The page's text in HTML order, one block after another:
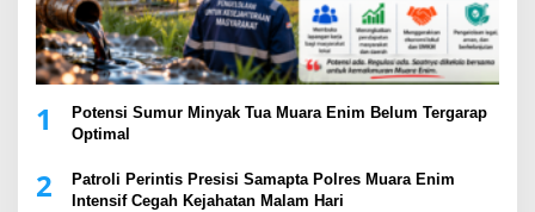
1
Potensi Sumur Minyak Tua Muara Enim Belum Tergarap
Optimal
2
Patroli Perintis Presisi Samapta Polres Muara Enim
Intensif Cegah Kejahatan Malam Hari